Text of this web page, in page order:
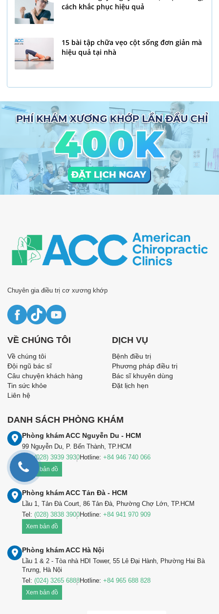
cách khắc phục hiệu quả
15 bài tập chữa vẹo cột sống đơn giản mà
hiệu quả tại nhà
Chuyên gia điều trị cơ xương khớp
DANH SÁCH PHÒNG KHÁM
Phòng khám ACC Nguyễn Du - HCM
99 Nguyễn Du, P. Bến Thành, TP.HCM
Tel:(028) 3939 3930Hotline: +84 946 740 066
Xem bản đồ
Phòng khám ACC Tản Đà - HCM
Lầu 1, Tản Đà Court, 86 Tản Đà, Phường Chợ Lớn, TP.HCM
Tel: (028) 3838 3900Hotline: +84 941 970 909
Xem bản đồ
Phòng khám ACC Hà Nội
Lầu 1 & 2 - Tòa nhà HDI Tower, 55 Lê Đại Hành, Phường Hai Bà
Trưng, Hà Nội
Tel: (024) 3265 6888Hotline: +84 965 688 828
Xem bản đồ
VỀ CHÚNG TÔI
Về chúng tôi
Đội ngũ bác sĩ
Câu chuyện khách hàng
Tin sức khỏe
Liên hệ
DỊCH VỤ
Bệnh điều trị
Phương pháp điều trị
Bác sĩ khuyên dùng
Đặt lịch hẹn